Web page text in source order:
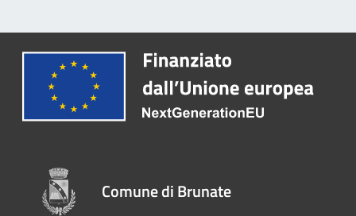
Comune di Brunate